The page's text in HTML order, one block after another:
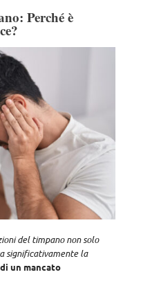
Perché è
del timpano non solo
significativamente la
un mancato